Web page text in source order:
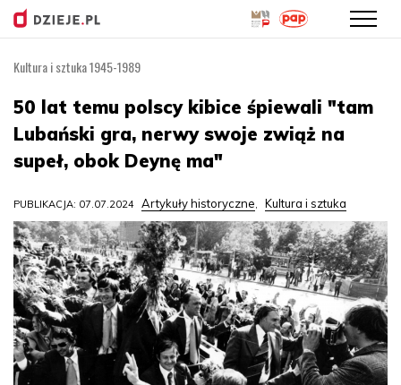
treści
Kultura i sztuka 1945-1989
50 lat temu polscy kibice śpiewali "tam
Lubański gra, nerwy swoje zwiąż na
supeł, obok Deynę ma"
PUBLIKACJA: 07.07.2024 Artykuły historyczne, Kultura i sztuka